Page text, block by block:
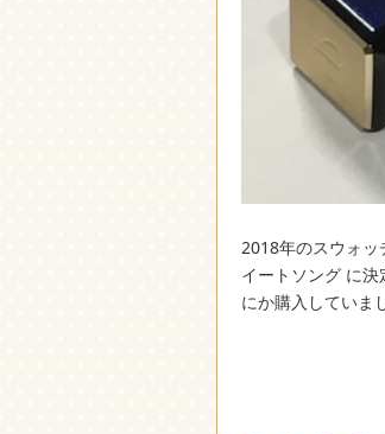
2018年のスウォ
イートソング に
にか購入していま